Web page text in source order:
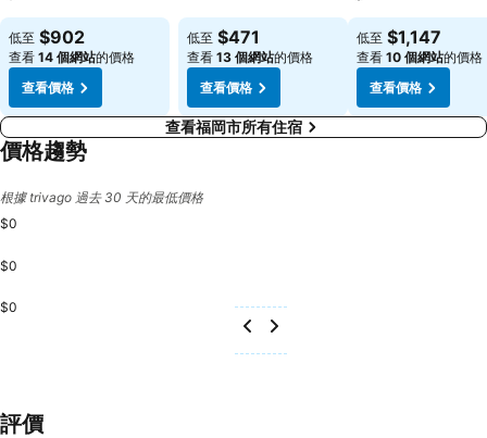
低至 $902
查看 14 個網站的價格
查看價格
低至 $471
查看 13 個網站的價格
查看價格
低至 $1,147
查看 10 個網站的價格
查看價格
查看福岡市所有住宿
價格趨勢
根據 trivago 過去 30 天的最低價格
$0
$0
$0
評價